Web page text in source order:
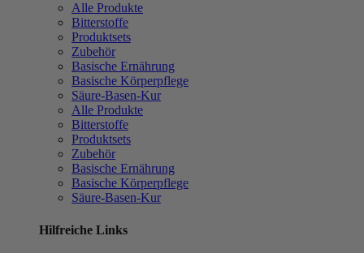
Alle Produkte
Bitterstoffe
Produktsets
Zubehör
Basische Ernährung
Basische Körperpflege
Säure-Basen-Kur
Alle Produkte
Bitterstoffe
Produktsets
Zubehör
Basische Ernährung
Basische Körperpflege
Säure-Basen-Kur
Hilfreiche Links